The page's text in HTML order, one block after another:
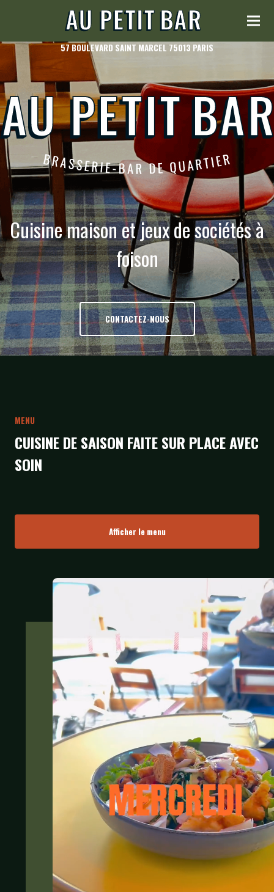
57 BOULEVARD SAINT MARCEL 75013 PARIS
Cuisine maison et jeux de sociétés à
foison
CONTACTEZ-NOUS
MENU
CUISINE DE SAISON FAITE SUR PLACE AVEC
SOIN
Afficher le menu